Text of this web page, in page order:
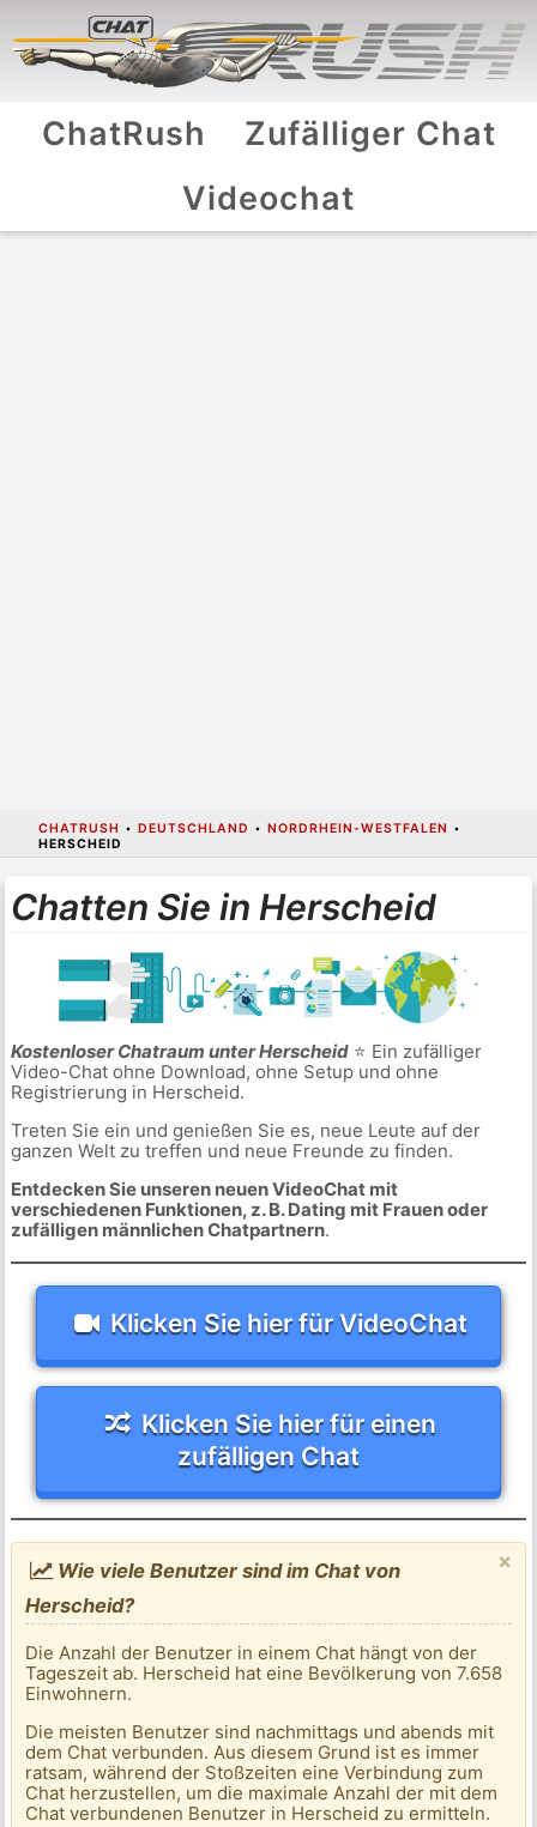
ChatRush
Zufälliger Chat
Videochat
CHATRUSH • DEUTSCHLAND • NORDRHEIN-WESTFALEN •
HERSCHEID
Chatten Sie in Herscheid
Kostenloser Chatraum unter Herscheid⭐ Ein zufälliger
Video-Chat ohne Download, ohne Setup und ohne
Registrierung in Herscheid.
Treten Sie ein und genießen Sie es, neue Leute auf der
ganzen Welt zu treffen und neue Freunde zu finden.
Entdecken Sie unseren neuen VideoChat mit
verschiedenen Funktionen, z. B. Dating mit Frauen oder
zufälligen männlichen Chatpartnern.
Klicken Sie hier für VideoChat
Klicken Sie hier für einen
zufälligen Chat
×
Wie viele Benutzer sind im Chat von
Herscheid?
Die Anzahl der Benutzer in einem Chat hängt von der
Tageszeit ab. Herscheid hat eine Bevölkerung von 7.658
Einwohnern.
Die meisten Benutzer sind nachmittags und abends mit
dem Chat verbunden. Aus diesem Grund ist es immer
ratsam, während der Stoßzeiten eine Verbindung zum
Chat herzustellen, um die maximale Anzahl der mit dem
Chat verbundenen Benutzer in Herscheid zu ermitteln.